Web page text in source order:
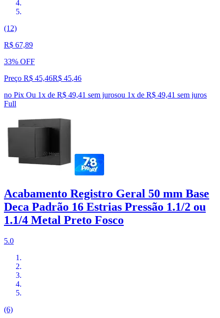
(12)
R$ 67,89
33% OFF
Preço R$ 45,46R$ 45,46
no Pix Ou 1x de R$ 49,41 sem jurosou 1x de R$ 49,41 sem juros
Full
Acabamento Registro Geral 50 mm Base
Deca Padrão 16 Estrias Pressão 1.1/2 ou
1.1/4 Metal Preto Fosco
5.0
(6)